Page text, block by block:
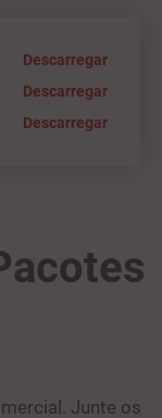
Descarregar
Descarregar
Descarregar
Junte os